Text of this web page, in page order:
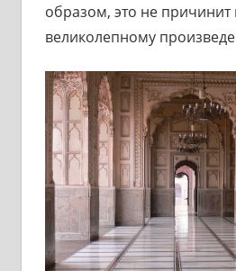
образом, это не причинит
великолепному